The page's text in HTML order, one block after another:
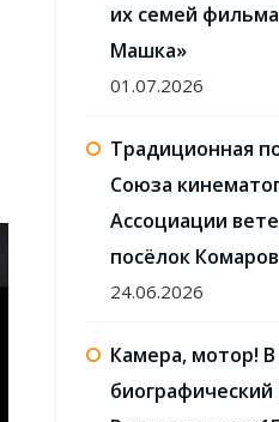
их семей
Машка»
01.07.2026
Традиционная
Союза
Ассоциации
посёлок
24.06.2026
Камера, мотор!